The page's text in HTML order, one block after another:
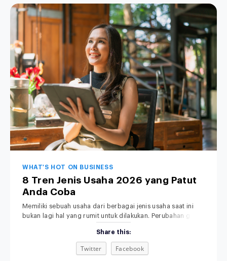
WHAT'S HOT ON BUSINESS
8 Tren Jenis Usaha 2026 yang Patut
Anda Coba
Memiliki sebuah usaha dari berbagai jenis usaha saat ini
bukan lagi hal yang rumit untuk dilakukan. Perubahan gaya
informasi membuat siapa pun punya kesempatan untuk
memulai bisnis, bahkan dari skala kecil sekalipun.
Menariknya, di tahun 2026, peluang usaha tidak hanya
Share this:
Twitter Facebook